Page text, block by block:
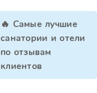
🔥 Самые лучшие
санатории и отели
по отзывам
клиентов